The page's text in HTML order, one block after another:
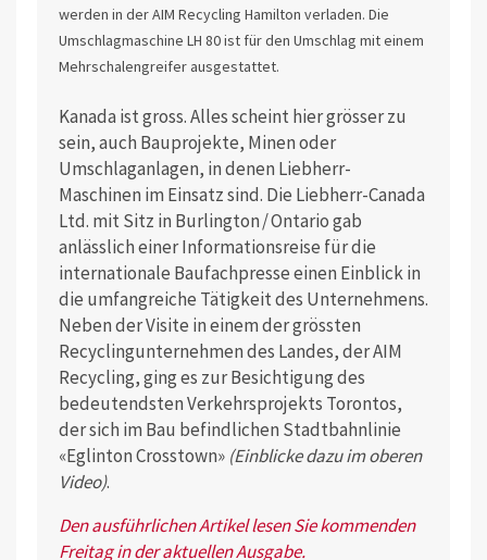
werden in der AIM Recycling Hamilton verladen. Die
Umschlagmaschine LH 80 ist für den Umschlag mit einem
Mehrschalengreifer ausgestattet.
Kanada ist gross. Alles scheint hier grösser zu
sein, auch Bauprojekte, Minen oder
Umschlaganlagen, in denen Liebherr-
Maschinen im Einsatz sind. Die Liebherr-Canada
Ltd. mit Sitz in Burlington / Ontario gab
anlässlich einer Informationsreise für die
internationale Baufachpresse einen Einblick in
die umfangreiche Tätigkeit des Unternehmens.
Neben der Visite in einem der grössten
Recyclingunternehmen des Landes, der AIM
Recycling, ging es zur Besichtigung des
bedeutendsten Verkehrsprojekts Torontos,
der sich im Bau befindlichen Stadtbahnlinie
«Eglinton Crosstown» (Einblicke dazu im oberen
Video).
Den ausführlichen Artikel lesen Sie kommenden
Freitag in der aktuellen Ausgabe.